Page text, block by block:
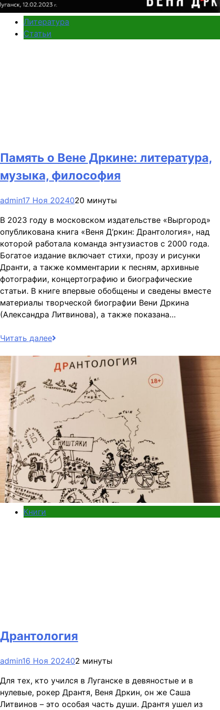
Литература
Статьи
Память о Вене Дркине: литература,
музыка, философия
admin17 Ноя 2024020 минуты
В 2023 году в московском издательстве «Выргород»
опубликована книга «Веня Д’ркин: Дрантология», над
которой работала команда энтузиастов с 2000 года.
Богатое издание включает стихи, прозу и рисунки
Дранти, а также комментарии к песням, архивные
фотографии, концертографию и биографические
статьи. В книге впервые обобщены и сведены вместе
материалы творческой биографии Вени Дркина
(Александра Литвинова), а также показана…
Читать далее
Книги
Дрантология
admin16 Ноя 202402 минуты
Для тех, кто учился в Луганске в девяностые и в
нулевые, рокер Дрантя, Веня Дркин, он же Саша
Литвинов – это особая часть души. Дрантя ушел из